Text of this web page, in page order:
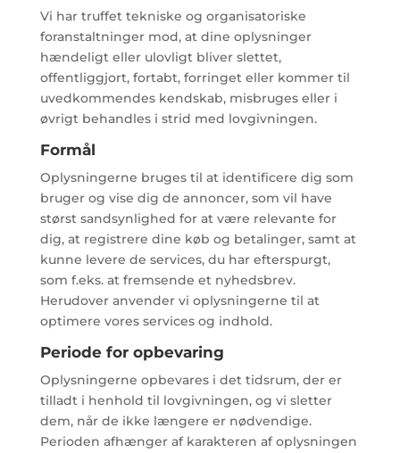
Vi har truffet tekniske og organisatoriske
foranstaltninger mod, at dine oplysninger
hændeligt eller ulovligt bliver slettet,
offentliggjort, fortabt, forringet eller kommer til
uvedkommendes kendskab, misbruges eller i
øvrigt behandles i strid med lovgivningen.
Formål
Oplysningerne bruges til at identificere dig som
bruger og vise dig de annoncer, som vil have
størst sandsynlighed for at være relevante for
dig, at registrere dine køb og betalinger, samt at
kunne levere de services, du har efterspurgt,
som f.eks. at fremsende et nyhedsbrev.
Herudover anvender vi oplysningerne til at
optimere vores services og indhold.
Periode for opbevaring
Oplysningerne opbevares i det tidsrum, der er
tilladt i henhold til lovgivningen, og vi sletter
dem, når de ikke længere er nødvendige.
Perioden afhænger af karakteren af oplysningen